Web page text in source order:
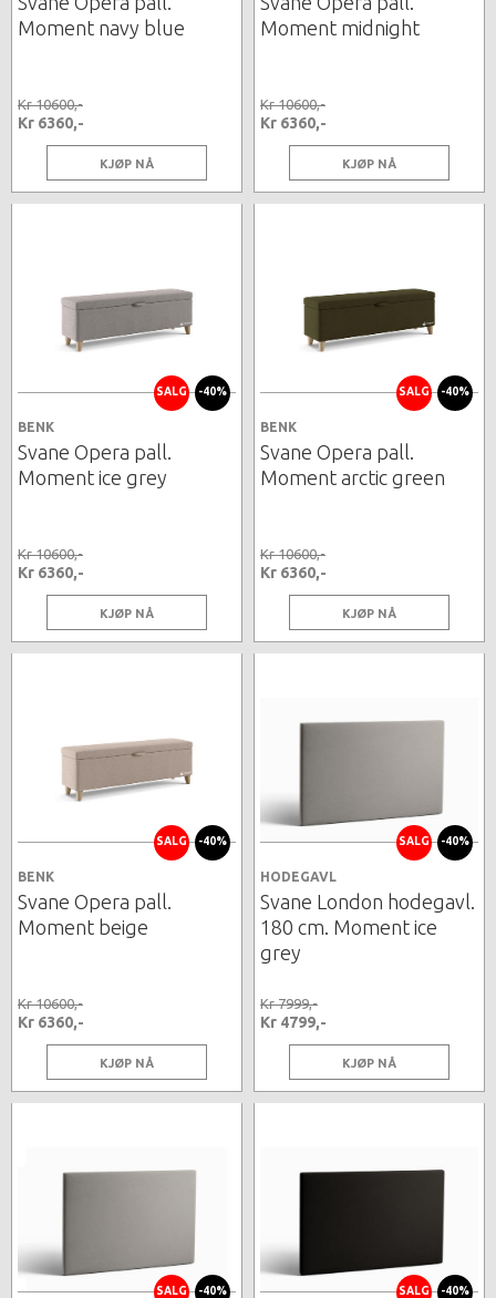
Moment navy blue
Kr 10600,-
Kr 6360,-
KJØP NÅ
Moment midnight
Kr 10600,-
Kr 6360,-
KJØP NÅ
SALG -40%
BENK
Svane Opera pall.
Moment ice grey
Kr 10600,-
Kr 6360,-
KJØP NÅ
SALG -40%
BENK
Svane Opera pall.
Moment arctic green
Kr 10600,-
Kr 6360,-
KJØP NÅ
SALG -40%
BENK
Svane Opera pall.
Moment beige
Kr 10600,-
Kr 6360,-
KJØP NÅ
SALG -40%
HODEGAVL
Svane London hodegavl.
180 cm. Moment ice
grey
Kr 7999,-
Kr 4799,-
KJØP NÅ
SALG -40% SALG -40%